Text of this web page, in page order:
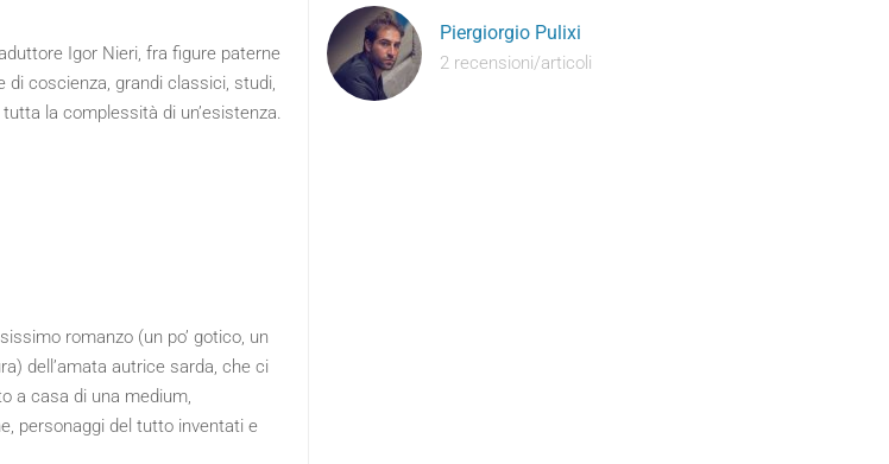
Igor Nieri, fra figure paterne
coscienza, grandi classici, studi,
la complessità di un’esistenza.
romanzo (un po’ gotico, un
dell’amata autrice sarda, che ci
a casa di una medium,
personaggi del tutto inventati e
Piergiorgio Pulixi
2 recensioni/articoli